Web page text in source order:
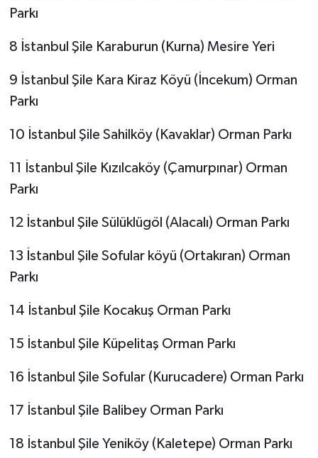
Parkı
8 İstanbul Şile Karaburun (Kurna) Mesire Yeri
9 İstanbul Şile Kara Kiraz Köyü (İncekum) Orman
Parkı
10 İstanbul Şile Sahilköy (Kavaklar) Orman Parkı
11 İstanbul Şile Kızılcaköy (Çamurpınar) Orman
Parkı
12 İstanbul Şile Sülüklügöl (Alacalı) Orman Parkı
13 İstanbul Şile Sofular köyü (Ortakıran) Orman
Parkı
14 İstanbul Şile Kocakuş Orman Parkı
15 İstanbul Şile Küpelitaş Orman Parkı
16 İstanbul Şile Sofular (Kurucadere) Orman Parkı
17 İstanbul Şile Balibey Orman Parkı
18 İstanbul Şile Yeniköy (Kaletepe) Orman Parkı